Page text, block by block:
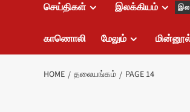
செய்திகள் இலக்கியம்
காணொலி மேலும்
HOME தலையங்கம் PAGE 14